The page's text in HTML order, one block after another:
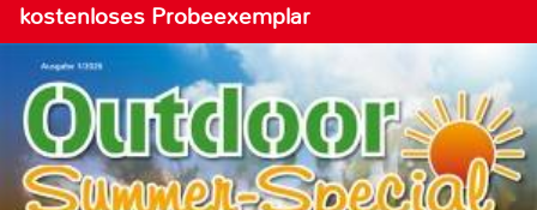
kostenloses Probeexemplar